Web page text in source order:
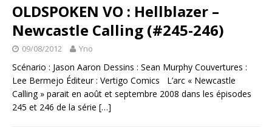
OLDSPOKEN VO : Hellblazer –
Newcastle Calling (#245-246)
09/08/2012 Yno
Scénario : Jason Aaron Dessins : Sean Murphy Couvertures :
Lee Bermejo Éditeur : Vertigo Comics L’arc « Newcastle
Calling » parait en août et septembre 2008 dans les épisodes
245 et 246 de la série […]